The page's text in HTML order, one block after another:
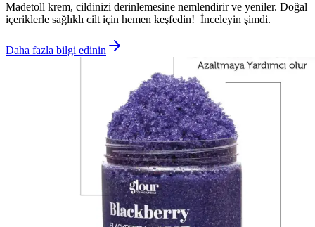
Madetoll krem, cildinizi derinlemesine nemlendirir ve yeniler. Doğal
içeriklerle sağlıklı cilt için hemen keşfedin! İnceleyin şimdi.
Daha fazla bilgi edinin